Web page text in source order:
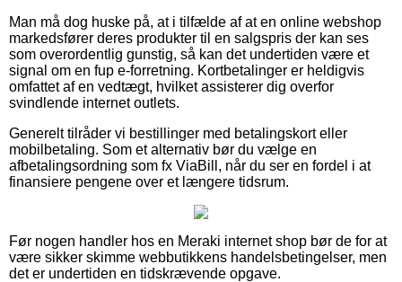
Man må dog huske på, at i tilfælde af at en online webshop
markedsfører deres produkter til en salgspris der kan ses
som overordentlig gunstig, så kan det undertiden være et
signal om en fup e-forretning. Kortbetalinger er heldigvis
omfattet af en vedtægt, hvilket assisterer dig overfor
svindlende internet outlets.
Generelt tilråder vi bestillinger med betalingskort eller
mobilbetaling. Som et alternativ bør du vælge en
afbetalingsordning som fx ViaBill, når du ser en fordel i at
finansiere pengene over et længere tidsrum.
Før nogen handler hos en Meraki internet shop bør de for at
være sikker skimme webbutikkens handelsbetingelser, men
det er undertiden en tidskrævende opgave.